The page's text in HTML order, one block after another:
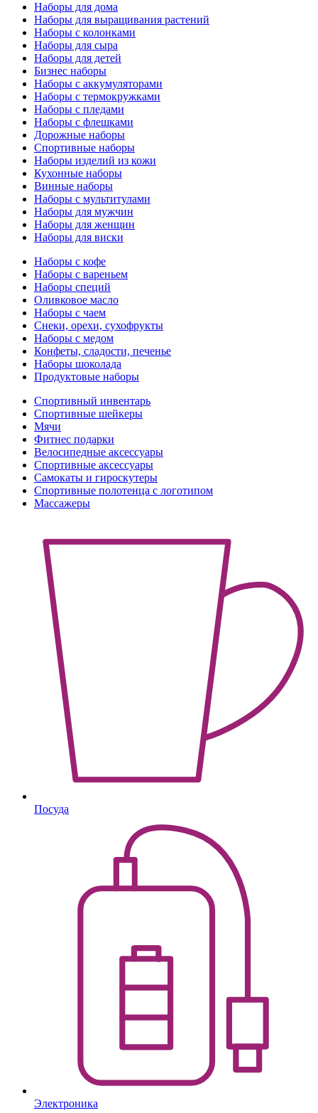
Наборы для дома
Наборы для выращивания растений
Наборы с колонками
Наборы для сыра
Наборы для детей
Бизнес наборы
Наборы с аккумуляторами
Наборы с термокружками
Наборы с пледами
Наборы с флешками
Дорожные наборы
Спортивные наборы
Наборы изделий из кожи
Кухонные наборы
Винные наборы
Наборы с мультитулами
Наборы для мужчин
Наборы для женщин
Наборы для виски
Наборы с кофе
Наборы с вареньем
Наборы специй
Оливковое масло
Наборы с чаем
Снеки, орехи, сухофрукты
Наборы с медом
Конфеты, сладости, печенье
Наборы шоколада
Продуктовые наборы
Спортивный инвентарь
Спортивные шейкеры
Мячи
Фитнес подарки
Велосипедные аксессуары
Спортивные аксессуары
Самокаты и гироскутеры
Спортивные полотенца с логотипом
Массажеры
Посуда
Электроника